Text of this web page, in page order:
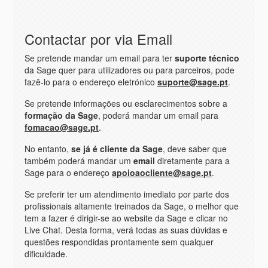
Contactar por via Email
Se pretende mandar um email para ter suporte técnico
da Sage quer para utilizadores ou para parceiros, pode
fazê-lo para o endereço eletrónico suporte@sage.pt.
Se pretende informações ou esclarecimentos sobre a
formação da Sage, poderá mandar um email para
fomacao@sage.pt.
No entanto, se já é cliente da Sage, deve saber que
também poderá mandar um email diretamente para a
Sage para o endereço apoioaocliente@sage.pt.
Se preferir ter um atendimento imediato por parte dos
profissionais altamente treinados da Sage, o melhor que
tem a fazer é dirigir-se ao website da Sage e clicar no
Live Chat. Desta forma, verá todas as suas dúvidas e
questões respondidas prontamente sem qualquer
dificuldade.